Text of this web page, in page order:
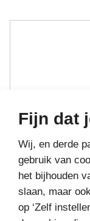
Fijn dat
Wij, en derde
gebruik van
het bijhouden
slaan, maar
op ‘Zelf